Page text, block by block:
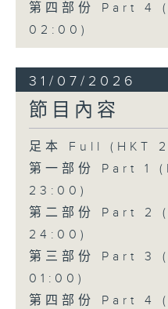
第四部份 Part 4
02:00)
31/07/2026
節目內容
足本 Full (HKT
第一部份 Part 1
23:00)
第二部份 Part 2
24:00)
第三部份 Part 3
01:00)
第四部份 Part 4